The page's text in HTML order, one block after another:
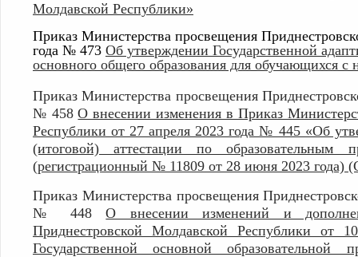
Молдавской Республики»
Приказ Министерства просвещения
года № 473 Об утверждении Государственной
основного общего образования для обучающихся
Приказ Министерства просвещения
№ 458 О внесении изменения в Приказ
Республики от 27 апреля 2023 года № 445 «Об
(итоговой) аттестации по образовательным
(регистрационный № 11809 от 28 июня 2023 года)
Приказ Министерства просвещения
№ 448О внесении изменений и
Приднестровской Молдавской Республики
Государственной основной образовательной